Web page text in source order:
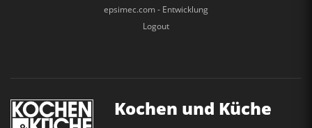
epsimec.com - Entwicklung
Logout
Kochen und Küche